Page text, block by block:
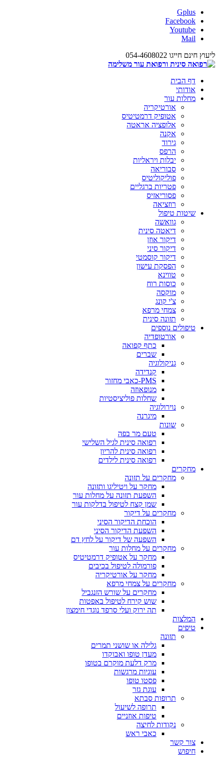
Gplus
Facebook
Youtube
Mail
ליעוץ חינם חייגו 054-4608022
דף הבית
אודותי
מחלות עור
אורטיקריה
אטופיק דרמטיטיס
אלופציה אראטה
אקנה
גירוד
הרפס
יבלות ויראליות
סבוריאה
פוליקוליטיס
פטריות ברגליים
פסוריאזיס
רוזציאה
שיטות טיפול
גוואשה
דיאטה סינית
דיקור אוזן
דיקור סיני
דיקור קוסמטי
הפסקת עישון
טווינא
כוסות רוח
מוקסה
צ'י קונג
צמחי מרפא
תזונה סינית
טיפולים נוספים
אורטופדיה
כתף קפואה
שברים
גניקולוגיה
קנדידה
PMS-כאבי מחזור
מנופאוזה
שחלות פוליציסטיות
נוירולוגיה
מיגרנה
שונות
טעם מר בפה
רפואה סינית לגיל השלישי
רפואה סינית להריון
רפואה סינית לילדים
מחקרים
מחקרים על תזונה
מחקר על ויטיליגו ותזונה
השפעת תזונה על מחלות עור
שמן קצח לטיפול בדלקות עור
מחקרים על דיקור
הוכחת הדיקור הסיני
השפעת הדיקור הסיני
השפעה של דיקור על לחץ דם
מחקרים על מחלות עור
מחקר על אטופיק דרמטיטיס
פורמולה לטיפול בכיבים
מחקר על אורטיקריה
מחקרים על צמחי מרפא
מחקרים על שורש הזנגביל
שוש קירח לטיפול באפטות
תה ירוק ועלי סרפד נוגדי חימצון
המלצות
טיפים
תזונה
גלילה או שושני תמרים
מעדן טופו ואבוקדו
מרק דלעת מוקרם בטופו
עוגיות מרגשות
פסטו טופו
עוגת גזר
תרופות סבתא
תרופה לשיעול
טיפות אוזניים
נקודות לחיצה
כאבי ראש
צור קשר
חיפוש